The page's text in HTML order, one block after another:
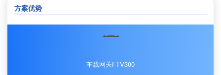
方案优势
车载网关FTV300